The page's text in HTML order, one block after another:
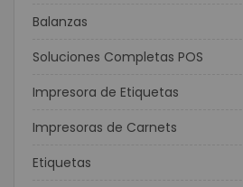
Balanzas
Soluciones Completas POS
Impresora de Etiquetas
Impresoras de Carnets
Etiquetas